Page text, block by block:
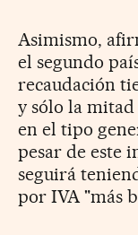
Asimismo,
el segundo
recaudación
y sólo la mitad
en el tipo
pesar de este
seguirá
por IVA "más